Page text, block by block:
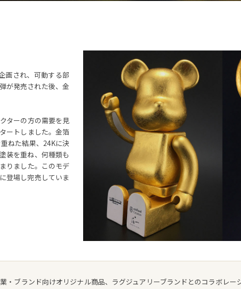
画され、可動する部
が発売された後、金
ターの方の需要を見
ートしました。金箔
ねた結果、24Kに決
装を重ね、何種類も
りました。このモデ
登場し完売していま
ブランド向けオリジナル商品、ラグジュアリーブランドとのコラボレー